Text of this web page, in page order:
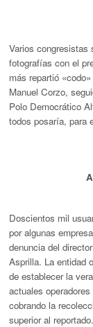
Varios congresistas
fotografías con el
más repartió
Manuel Corzo,
Polo Democrático
todos posaría, para
Doscientos mil
por algunas
denuncia del
Asprilla. La entidad
de establecer la
actuales
cobrando la
superior al reportado.